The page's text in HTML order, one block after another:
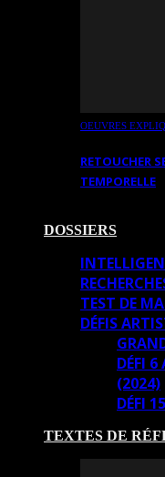
OEUVRES
RETOUCHER
TEMPORELLE
DOSSIERS
TEST DE
DÉFIS
DÉFI 6
(2024)
DÉFI
TEXTES DE